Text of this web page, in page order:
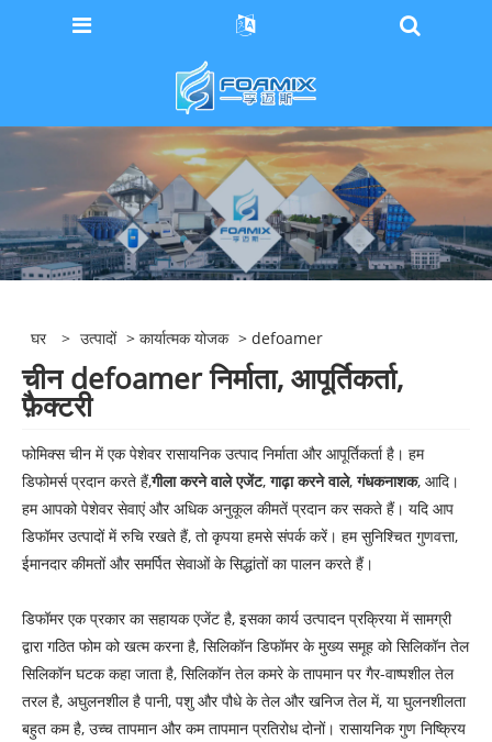
घर > उत्पादों >कार्यात्मक योजक > defoamer
चीन defoamer निर्माता, आपूर्तिकर्ता,
फ़ैक्टरी
फोमिक्स चीन में एक पेशेवर रासायनिक उत्पाद निर्माता और आपूर्तिकर्ता है। हम
डिफोमर्स प्रदान करते हैं,गीला करने वाले एजेंट,गाढ़ा करने वाले,गंधकनाशक, आदि।
हम आपको पेशेवर सेवाएं और अधिक अनुकूल कीमतें प्रदान कर सकते हैं। यदि आप
डिफॉमर उत्पादों में रुचि रखते हैं, तो कृपया हमसे संपर्क करें। हम सुनिश्चित गुणवत्ता,
ईमानदार कीमतों और समर्पित सेवाओं के सिद्धांतों का पालन करते हैं।
डिफॉमर एक प्रकार का सहायक एजेंट है, इसका कार्य उत्पादन प्रक्रिया में सामग्री
द्वारा गठित फोम को खत्म करना है, सिलिकॉन डिफॉमर के मुख्य समूह को सिलिकॉन तेल
सिलिकॉन घटक कहा जाता है, सिलिकॉन तेल कमरे के तापमान पर गैर-वाष्पशील तेल
तरल है, अघुलनशील है पानी, पशु और पौधे के तेल और खनिज तेल में, या घुलनशीलता
बहुत कम है, उच्च तापमान और कम तापमान प्रतिरोध दोनों। रासायनिक गुण निष्क्रिय